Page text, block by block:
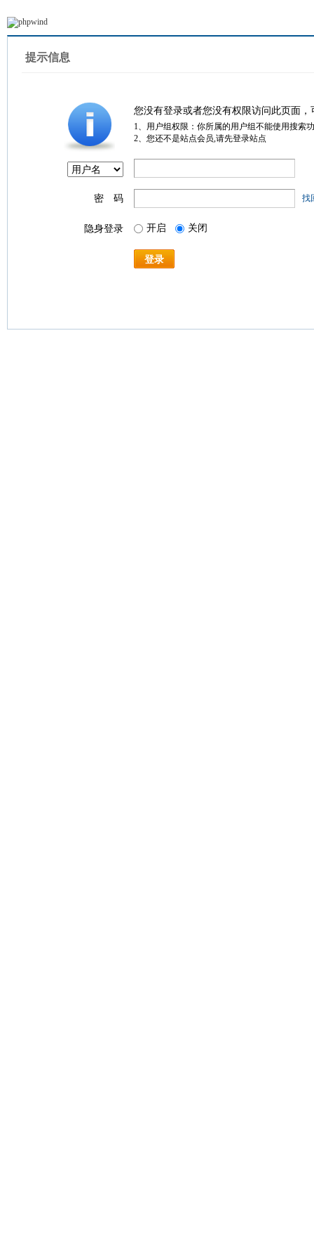
提示信息
您没有登录或者您没有权限访问此页面
1、用户组权限：你所属的用户组不能使用搜索
2、您还不是站点会员,请先登录站点
密 码 找
隐身登录 开启 关闭
登录